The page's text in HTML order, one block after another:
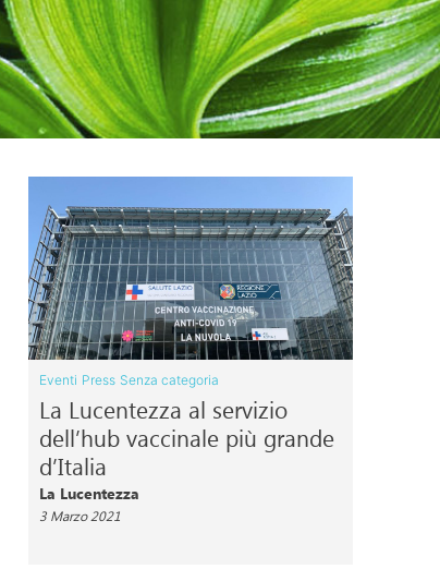
Eventi Press Senza categoria
La Lucentezza al servizio
dell’hub vaccinale più grande
d’Italia
La Lucentezza
3 Marzo 2021